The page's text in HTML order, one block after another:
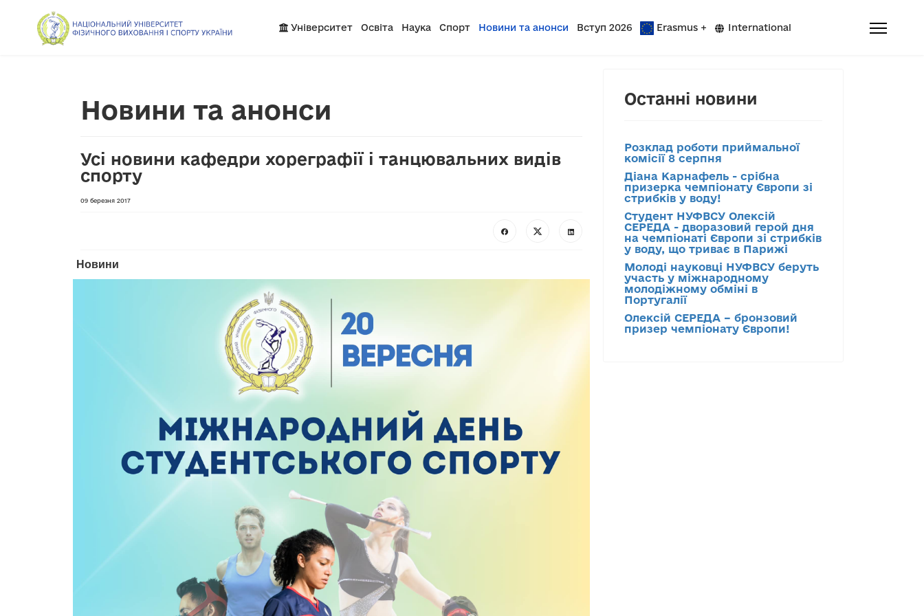
Університет Освіта Наука Спорт Новини та анонси Вступ 2026 Erasmus + International
Новини та анонси
Усі новини кафедри хореграфії і танцювальних видів
спорту
09 березня 2017
Новини
Останні новини
Розклад роботи приймальної
комісії 8 серпня
Діана Карнафель - срібна
призерка чемпіонату Європи зі
стрибків у воду!
Студент НУФВСУ Олексій
СЕРЕДА - дворазовий герой дня
на чемпіонаті Європи зі стрибків
у воду, що триває в Парижі
Молоді науковці НУФВСУ беруть
участь у міжнародному
молодіжному обміні в
Португалії
Олексій СЕРЕДА – бронзовий
призер чемпіонату Європи!